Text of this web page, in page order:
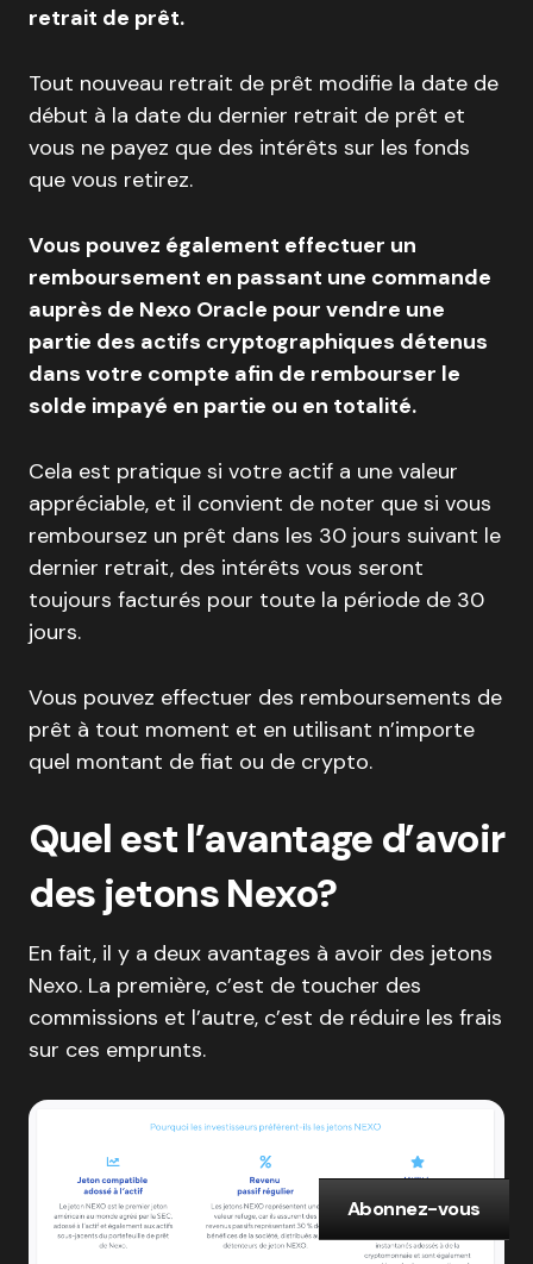
retrait de prêt.
Tout nouveau retrait de prêt modifie la date de
début à la date du dernier retrait de prêt et
vous ne payez que des intérêts sur les fonds
que vous retirez.
Vous pouvez également effectuer un
remboursement en passant une commande
auprès de Nexo Oracle pour vendre une
partie des actifs cryptographiques détenus
dans votre compte afin de rembourser le
solde impayé en partie ou en totalité.
Cela est pratique si votre actif a une valeur
appréciable, et il convient de noter que si vous
remboursez un prêt dans les 30 jours suivant le
dernier retrait, des intérêts vous seront
toujours facturés pour toute la période de 30
jours.
Vous pouvez effectuer des remboursements de
prêt à tout moment et en utilisant n’importe
quel montant de fiat ou de crypto.
Quel est l’avantage d’avoir
des jetons Nexo?
En fait, il y a deux avantages à avoir des jetons
Nexo. La première, c’est de toucher des
commissions et l’autre, c’est de réduire les frais
sur ces emprunts.
Abonnez-vous